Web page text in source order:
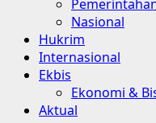
Nasional
Hukrim
Internasional
Ekbis
Ekonomi &
Aktual